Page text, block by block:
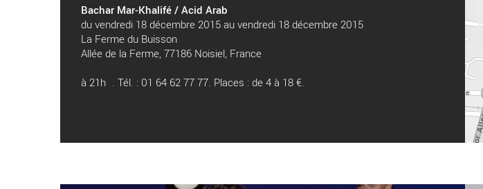
Bachar Mar-Khalifé / Acid Arab
du vendredi 18 décembre 2015 au vendredi 18 décembre 2015
La Ferme du Buisson
Allée de la Ferme, 77186 Noisiel, France
à 21h . Tél. : 01 64 62 77 77. Places : de 4 à 18 €.